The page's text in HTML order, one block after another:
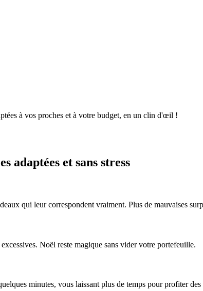
à vos proches et à votre budget, en un clin d'œil !
adaptées et sans stress
qui leur correspondent vraiment. Plus de mauvaises
Noël reste magique sans vider votre portefeuille.
minutes, vous laissant plus de temps pour profiter des